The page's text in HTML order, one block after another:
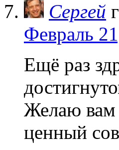
Сергей
Февраль
Ещё раз
Желаю вам
ценный